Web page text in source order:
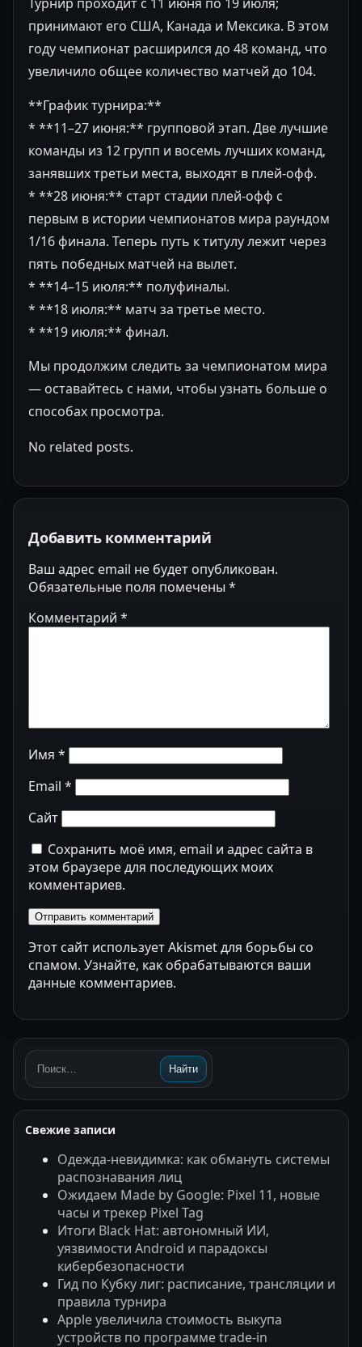
принимают его США, Канада и Мексика. В этом
году чемпионат расширился до 48 команд, что
увеличило общее количество матчей до 104.
**График турнира:**
* **11–27 июня:** групповой этап. Две лучшие
команды из 12 групп и восемь лучших команд,
занявших третьи места, выходят в плей-офф.
* **28 июня:** старт стадии плей-офф с
первым в истории чемпионатов мира раундом
1/16 финала. Теперь путь к титулу лежит через
пять победных матчей на вылет.
* **14–15 июля:** полуфиналы.
* **18 июля:** матч за третье место.
* **19 июля:** финал.
Мы продолжим следить за чемпионатом мира
— оставайтесь с нами, чтобы узнать больше о
способах просмотра.
No related posts.
Добавить комментарий
Ваш адрес email не будет опубликован.
Обязательные поля помечены *
Комментарий *
Имя *
Email *
Сайт
Сохранить моё имя, email и адрес сайта в
этом браузере для последующих моих
комментариев.
Этот сайт использует Akismet для борьбы со
спамом. Узнайте, как обрабатываются ваши
данные комментариев.
Поиск: Найти
Свежие записи
Одежда-невидимка: как обмануть системы
распознавания лиц
Ожидаем Made by Google: Pixel 11, новые
часы и трекер Pixel Tag
Итоги Black Hat: автономный ИИ,
уязвимости Android и парадоксы
кибербезопасности
Гид по Кубку лиг: расписание, трансляции и
правила турнира
Apple увеличила стоимость выкупа
устройств по программе trade-in